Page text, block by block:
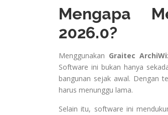
Mengapa
2026.0?
Menggunakan Graitec
Software ini bukan hanya
bangunan sejak awal. Dengan
harus menunggu lama.
Selain itu, software ini